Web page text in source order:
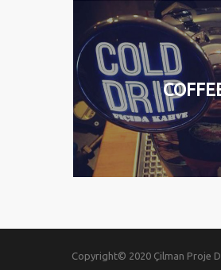
Copyright© 2020 Çilman Proje